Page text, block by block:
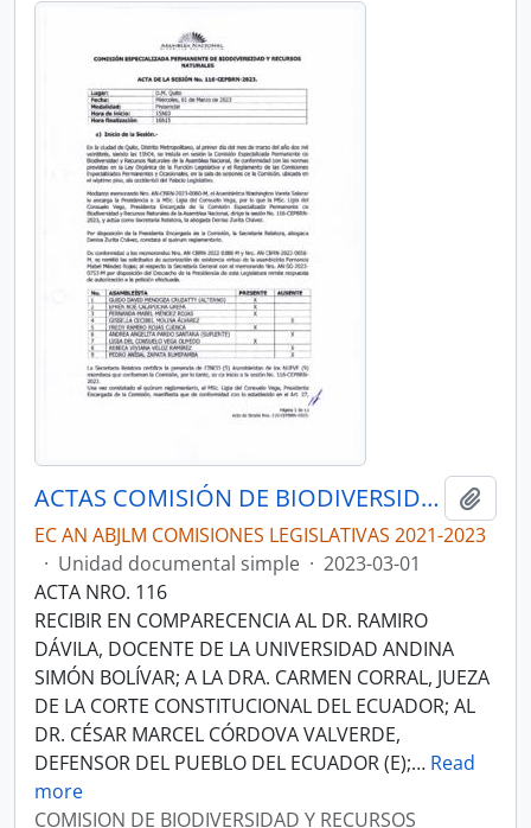
ACTAS COMISIÓN DE BIODIVERSIDAD Y RECURSOS NATURALES
EC AN ABJLM COMISIONES LEGISLATIVAS 2021-2023
· Unidad documental simple · 2023-03-01
ACTA NRO. 116
RECIBIR EN COMPARECENCIA AL DR. RAMIRO
DÁVILA, DOCENTE DE LA UNIVERSIDAD ANDINA
SIMÓN BOLÍVAR; A LA DRA. CARMEN CORRAL, JUEZA
DE LA CORTE CONSTITUCIONAL DEL ECUADOR; AL
DR. CÉSAR MARCEL CÓRDOVA VALVERDE,
DEFENSOR DEL PUEBLO DEL ECUADOR (E);… Read
more
COMISION DE BIODIVERSIDAD Y RECURSOS